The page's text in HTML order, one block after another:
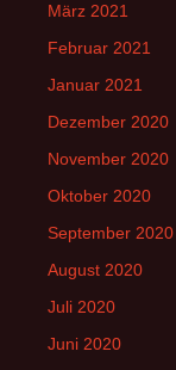
März 2021
Februar 2021
Januar 2021
Dezember 2020
November 2020
Oktober 2020
September 2020
August 2020
Juli 2020
Juni 2020